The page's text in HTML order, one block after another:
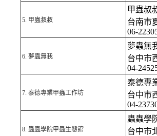
5. 甲蟲叔叔
甲蟲叔
台南市
06-
6. 夢蟲無我
夢蟲無
台中市
04-
7. 泰德專業甲蟲工作坊
泰德專
台中市
04-
8. 蟲蟲學院甲蟲生態館
蟲蟲學
台中市